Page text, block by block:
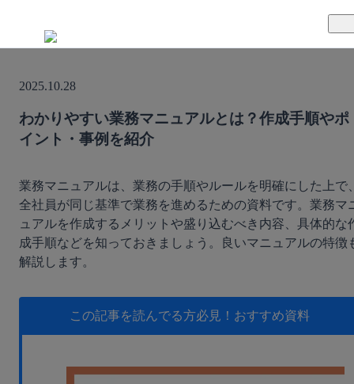
TUNAGの特徴
サポート体制
セキュリティ体制
導入事例
活用方法
運営会社
セミナー
無料デモを見る
2025.10.28
わかりやすい業務マニュアルとは？作成手順やポ
イント・事例を紹介
業務マニュアルは、業務の手順やルールを明確にした上で
全社員が同じ基準で業務を進めるための資料です。業務マ
ュアルを作成するメリットや盛り込むべき内容、具体的な
成手順などを知っておきましょう。良いマニュアルの特徴
解説します。
この記事を読んでる方必見！ おすすめ資料